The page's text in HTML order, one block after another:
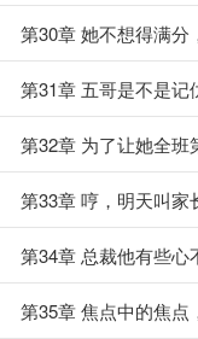
第30章 她不想得满分
第31章 五哥是不是记
第32章 为了让她全班
第33章 哼，明天叫家
第34章 总裁他有些心
第35章 焦点中的焦点